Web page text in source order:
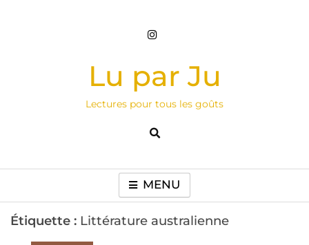
Lu par Ju
Lectures pour tous les goûts
MENU
Étiquette : Littérature australienne